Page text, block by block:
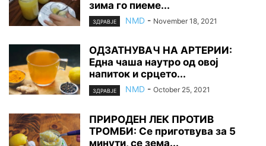
зима го пиеме...
ЗДРАВЈЕ NMD - November 18, 2021
ОДЗАТНУВАЧ НА АРТЕРИИ:
Една чаша наутро од овој
напиток и срцето...
ЗДРАВЈЕ NMD - October 25, 2021
ПРИРОДЕН ЛЕК ПРОТИВ
ТРОМБИ: Се приготвува за 5
минути, се зема...